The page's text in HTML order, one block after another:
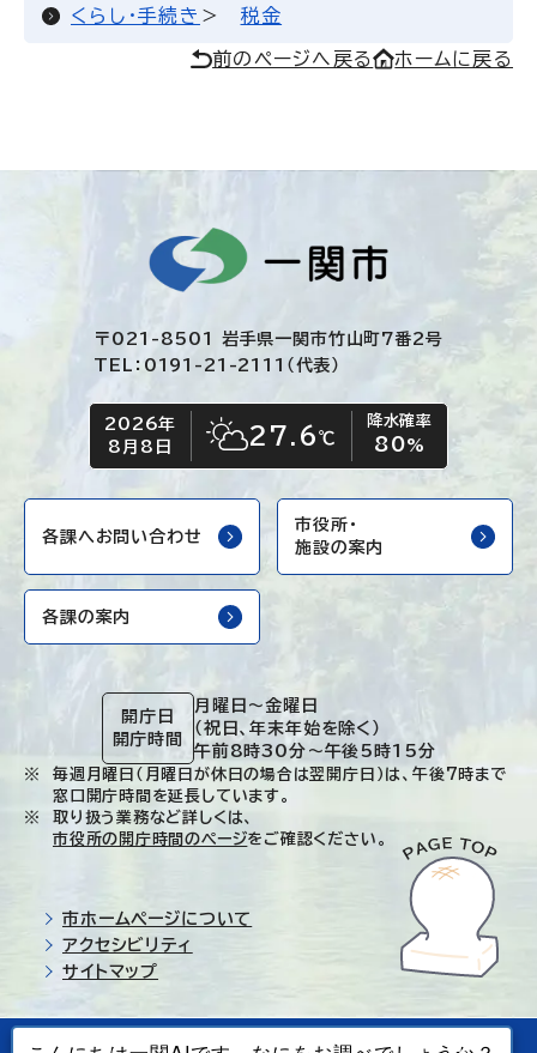
くらし・手続き 税金
前のページへ戻る ホームに戻る
〒021-8501 岩手県一関市竹山町7番2号
TEL：0191-21-2111（代表）
今日の日付
2026年
8月8日
今日の天気
晴れ時々くもり
27.6℃
降水確率
80%
各課へお問い合わせ
市役所・
施設の案内
各課の案内
開庁日
開庁時間
月曜日～金曜日
（祝日、年末年始を除く）
午前8時30分～午後5時15分
毎週月曜日（月曜日が休日の場合は翌開庁日）は、午後7時まで
窓口開庁時間を延長しています。
取り扱う業務など詳しくは、
市役所の開庁時間のページをご確認ください。
市ホームページについて
アクセシビリティ
サイトマップ